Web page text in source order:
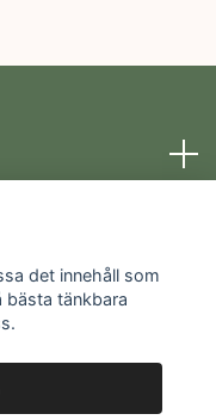
det innehåll som
tänkbara